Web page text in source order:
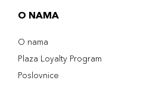
O NAMA
O nama
Plaza Loyalty Program
Poslovnice